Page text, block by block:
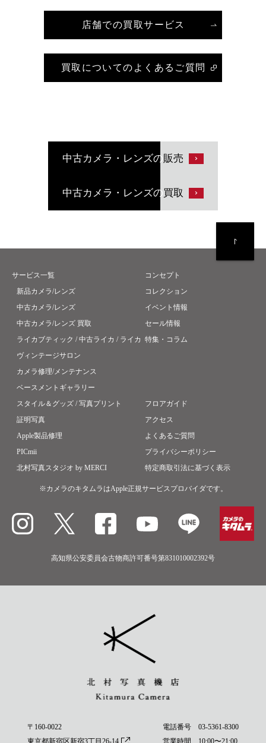
店舗での買取サービス
買取についてのよくあるご質問
中古カメラ・レンズの販売
中古カメラ・レンズの買取
サービス一覧
新品カメラ/レンズ
中古カメラ/レンズ
中古カメラ/レンズ 買取
ライカブティック / 中古ライカ / ライカ
ヴィンテージサロン
カメラ修理/メンテナンス
ベースメントギャラリー
スタイル＆グッズ / 写真プリント
証明写真
Apple製品修理
PICmii
北村写真スタジオ by MERCI
コンセプト
コレクション
イベント情報
セール情報
特集・コラム
フロアガイド
アクセス
よくあるご質問
プライバシーポリシー
特定商取引法に基づく表示
※カメラのキタムラはApple正規サービスプロバイダです。
高知県公安委員会古物商許可番号第831010002392号
〒160-0022
東京都新宿区新宿3丁目26-14
電話番号 03-5361-8300
営業時間 10:00〜21:00